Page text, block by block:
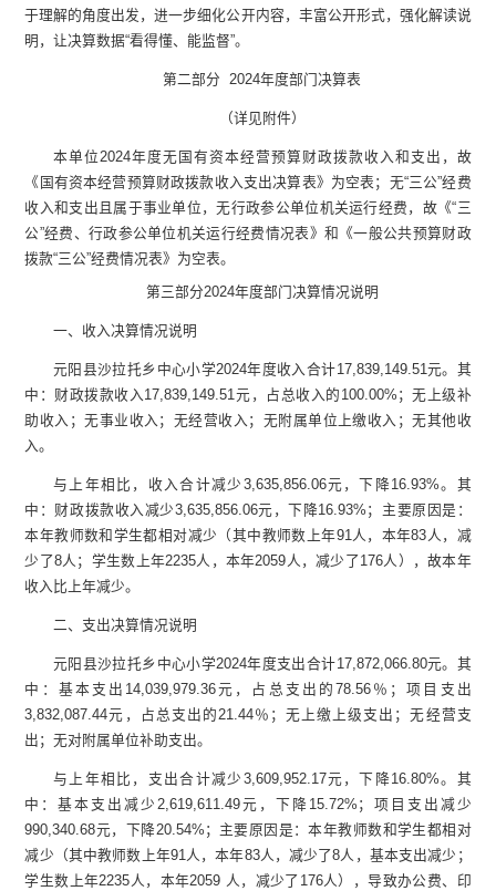
于理解的角度出发，进一步细化公开内容，丰富公开形式，强化解读说
明，让决算数据“看得懂、能监督”。
第二部分 2024年度部门决算表
（详见附件）
本单位2024年度无国有资本经营预算财政拨款收入和支出，故
《国有资本经营预算财政拨款收入支出决算表》为空表；无“三公”经费
收入和支出且属于事业单位，无行政参公单位机关运行经费，故《“三
公”经费、行政参公单位机关运行经费情况表》和《一般公共预算财政
拨款“三公”经费情况表》为空表。
第三部分2024年度部门决算情况说明
一、收入决算情况说明
元阳县沙拉托乡中心小学2024年度收入合计17,839,149.51元。其
中：财政拨款收入17,839,149.51元 ，占总收入的 100.00% ； 无上级补
助收入；无事业收入；无经营收入；无附属单位上缴收入；无其他收
入。
与上年相比， 收入合计减少 3,635,856.06元，下降16.93%。其
中： 财政拨款收入 减少3,635,856.06元，下降16.93% ； 主要原因是：
本年教师数和学生都相对减少（其中教师数上年91人，本年83人，减
少了8人；学生数上年2235人，本年2059人，减少了176人），故本年
收入比上年减少。
二、支出决算情况说明
元阳县沙拉托乡中心小学2024年度支出合计17,872,066.80元。其
中：基本支出 14,039,979.36元 ，占总支出的 78.56％；项目支出
3,832,087.44元 ，占总支出的21.44％； 无上缴上级支出；无经营支
出；无对附属单位补助支出。
与上年相比，支出合计减少 3,609,952.17元，下降16.80%。其
中：基本支出 减少2,619,611.49元， 下降 15.72% ；项目支出 减少
990,340.68元， 下降20.54% ； 主要原因 是：本年教师数和学生都相对
减少（其中教师数上年91人，本年83人，减少了8人，基本支出减少；
学生数上年2235人，本年2059 人，减少了 176人），导致办公费、印